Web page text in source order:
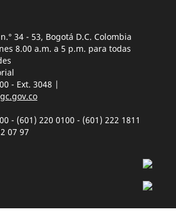
34 - 53, Bogotá D.C. Colombia
8.00 a.m. a 5 p.m. para todas
- Ext. 3048 |
- (601) 220 0100 - (601) 222 1811
07 97